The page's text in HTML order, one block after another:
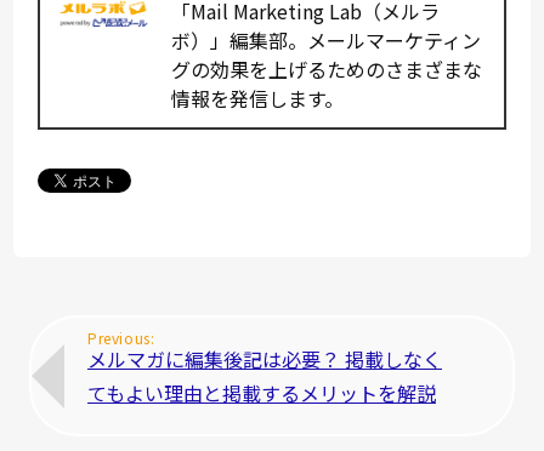
「Mail Marketing Lab（メルラ
ボ）」編集部。メールマーケティン
グの効果を上げるためのさまざまな
情報を発信します。
メルマガに編集後記は必要？ 掲載しなく
てもよい理由と掲載するメリットを解説